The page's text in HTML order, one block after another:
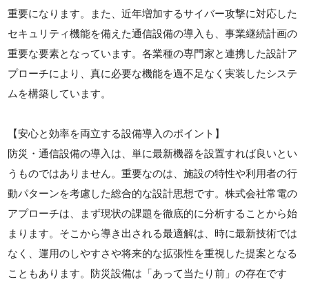
重要になります。また、近年増加するサイバー攻撃に対応した
セキュリティ機能を備えた通信設備の導入も、事業継続計画の
重要な要素となっています。各業種の専門家と連携した設計ア
プローチにより、真に必要な機能を過不足なく実装したシステ
ムを構築しています。
【安心と効率を両立する設備導入のポイント】
防災・通信設備の導入は、単に最新機器を設置すれば良いとい
うものではありません。重要なのは、施設の特性や利用者の行
動パターンを考慮した総合的な設計思想です。株式会社常電の
アプローチは、まず現状の課題を徹底的に分析することから始
まります。そこから導き出される最適解は、時に最新技術では
なく、運用のしやすさや将来的な拡張性を重視した提案となる
こともあります。防災設備は「あって当たり前」の存在です